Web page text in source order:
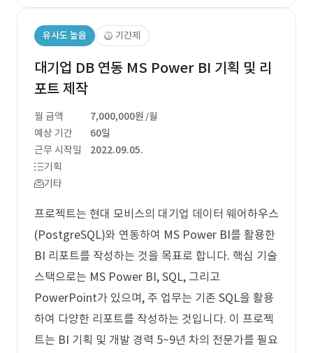
유사도 높음 기간제
대기업 DB 연동 MS Power BI 기획 및 리
포트 제작
월 금액 7,000,000원 /월
예상 기간
60일
근무 시작일
2022.09.05.
기획
기타
프로젝트는 현대 모비스의 대기업 데이터 웨어하우스
(PostgreSQL)와 연동하여 MS Power BI를 활용한
BI 리포트를 작성하는 것을 목표로 합니다. 핵심 기술
스택으로는 MS Power BI, SQL, 그리고
PowerPoint가 있으며, 주 업무는 기존 SQL을 활용
하여 다양한 리포트를 작성하는 것입니다. 이 프로젝
트는 BI 기획 및 개발 경력 5~9년 차의 전문가를 필요